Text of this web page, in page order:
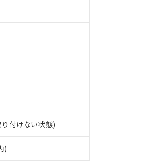
付けない状態)
)
当社在庫状況および標準価格(税抜)を提
ビスの対象外となる商品もあることを
ている更新日時点での社内データに基
よび標準価格とは異なる場合があるこ
取引先、またはお客様担当のオムロン
承諾なく第三者に漏洩または開示しな
をご利用いただくには、I-Webメンバー
れた部品リストについて、当社および
との取引・商談に必要な範囲で利用する
(Cd) 100ppm以下、
1000ppm以下、ポリ臭化ジフェニルエーテル類
以下、フタル酸ブチルベンジル（BBP） 1000ppm
以下
外項目は除く。
後することがあります。
を超えていることを示します。
せください。
、
) : 1000ppm、 PBDEs(ポリ臭化ジフェニルエーテル
チル) : 1000ppm、 BBP(フタル酸ブチルベンジル) :
下であることを示します。
部に漏えいし、環境に深刻な影響を及ぼ
せください。
よび外国貿易法に定める商品（以下｢規
日本国政府の輸出許可(または役務取引
砕するなど、違法に輸出されないよう
、上記1、2および3の内容を当該第三者
者が違法に輸出するおそれがある場合
お客様のお取引先、またはお客様担当の
い)